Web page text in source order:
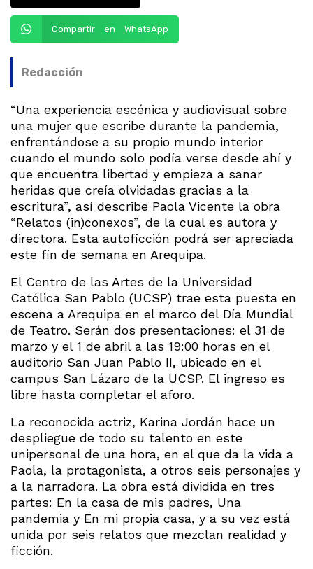
Compartir en WhatsApp
Redacción
“Una experiencia escénica y audiovisual sobre
una mujer que escribe durante la pandemia,
enfrentándose a su propio mundo interior
cuando el mundo solo podía verse desde ahí y
que encuentra libertad y empieza a sanar
heridas que creía olvidadas gracias a la
escritura”, así describe Paola Vicente la obra
“Relatos (in)conexos”, de la cual es autora y
directora. Esta autoficción podrá ser apreciada
este fin de semana en Arequipa.
El Centro de las Artes de la Universidad
Católica San Pablo (UCSP) trae esta puesta en
escena a Arequipa en el marco del Día Mundial
de Teatro. Serán dos presentaciones: el 31 de
marzo y el 1 de abril a las 19:00 horas en el
auditorio San Juan Pablo II, ubicado en el
campus San Lázaro de la UCSP. El ingreso es
libre hasta completar el aforo.
La reconocida actriz, Karina Jordán hace un
despliegue de todo su talento en este
unipersonal de una hora, en el que da la vida a
Paola, la protagonista, a otros seis personajes y
a la narradora. La obra está dividida en tres
partes: En la casa de mis padres, Una
pandemia y En mi propia casa, y a su vez está
unida por seis relatos que mezclan realidad y
ficción.